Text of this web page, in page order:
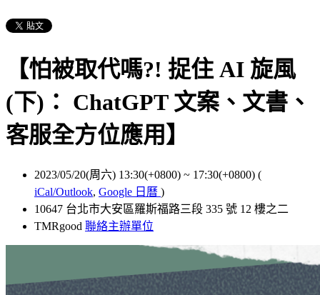
【怕被取代嗎?! 捉住 AI 旋風
(下)： ChatGPT 文案、文書、
客服全方位應用】
2023/05/20(周六) 13:30(+0800) ~ 17:30(+0800) (
iCal/Outlook, Google 日曆 )
10647 台北市大安區羅斯福路三段 335 號 12 樓之二
TMRgood 聯絡主辦單位